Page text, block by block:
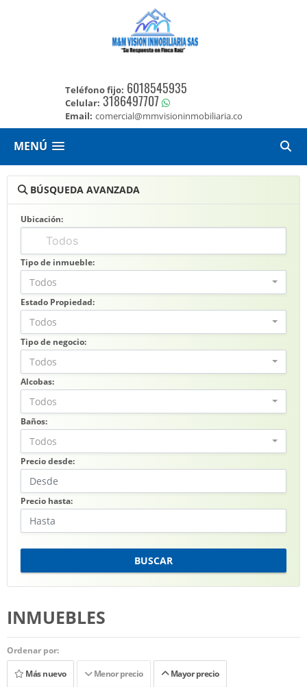
Teléfono fijo: 6018545935
Celular: 3186497707
Email: comercial@mmvisioninmobiliaria.co
MENÚ
BÚSQUEDA AVANZADA
Ubicación:
Tipo de inmueble:
Todos
Estado Propiedad:
Todos
Tipo de negocio:
Todos
Alcobas:
Todos
Baños:
Todos
Precio desde:
Precio hasta:
BUSCAR
INMUEBLES
Ordenar por:
Más nuevo
Menor precio Mayor precio